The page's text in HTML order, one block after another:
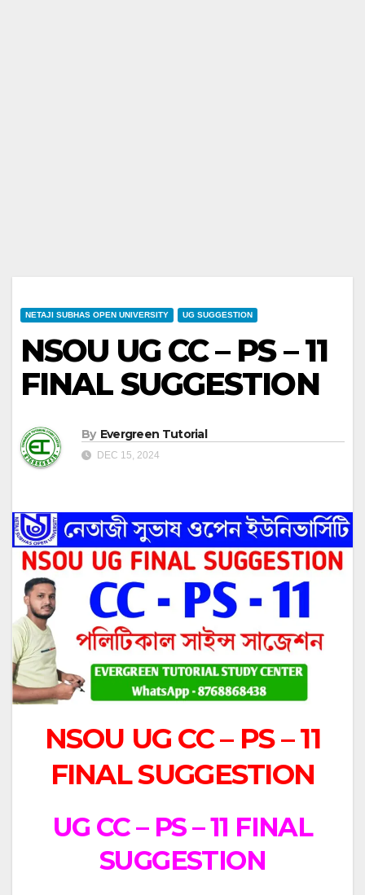
NETAJI SUBHAS OPEN UNIVERSITY UG SUGGESTION
NSOU UG CC – PS – 11
FINAL SUGGESTION
By Evergreen Tutorial
DEC 15, 2024
NSOU UG CC – PS – 11
FINAL SUGGESTION
UG CC – PS – 11 FINAL
SUGGESTION